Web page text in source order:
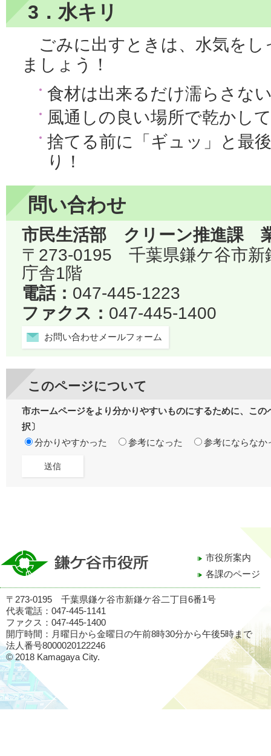
3．水キリ
ごみに出すときは、水気をし
ましょう！
食材は出来るだけ濡らさな
風通しの良い場所で乾かし
捨てる前に「ギュッ」と最
り！
問い合わせ
市民生活部 クリーン推進課
〒273-0195 千葉県鎌ケ谷市
庁舎1階
電話： 047-445-1223
ファクス： 047-445-1400
お問い合わせメールフォーム
このページについて
市ホームページをより分かりやすいものにするために、こ
択〕
分かりやすかった
参考になった 参考にならなか
市役所案内
各課のページ
〒273-0195 千葉県鎌ケ谷市新鎌ケ谷二丁目6番1号
代表電話：047-445-1141
ファクス：047-445-1400
開庁時間：月曜日から金曜日の午前8時30分から午後5時まで
法人番号8000020122246
© 2018 Kamagaya City.